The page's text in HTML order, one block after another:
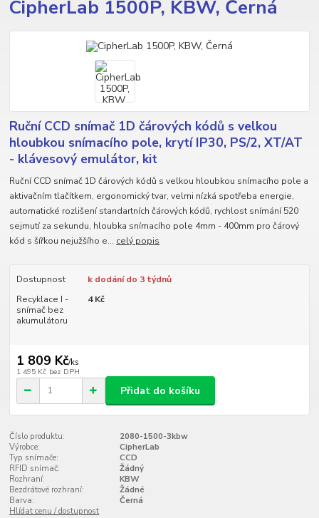
CipherLab 1500P, KBW, Černá
Ruční CCD snímač 1D čárových kódů s velkou
hloubkou snímacího pole, krytí IP30, PS/2, XT/AT
- klávesový emulátor, kit
Ruční CCD snímač 1D čárových kódů s velkou hloubkou snímacího pole a
aktivačním tlačítkem, ergonomický tvar, velmi nízká spotřeba energie,
automatické rozlišení standartních čárových kódů, rychlost snímání 520
sejmutí za sekundu, hloubka snímacího pole 4mm - 400mm pro čárový
kód s šířkou nejužšího e... celý popis
Dostupnost
k dodání do 3 týdnů
Recyklace I -
snímač bez
akumulátoru
4 Kč
1 809 Kč/ks
1 495 Kč bez DPH
Přidat do košíku
Číslo produktu:
2080-1500-3kbw
Výrobce:
CipherLab
Typ snímače:
CCD
RFID snímač:
Žádný
Rozhraní:
KBW
Bezdrátové rozhraní:
Žádné
Barva:
Černá
Hlídat cenu / dostupnost